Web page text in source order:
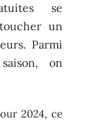
se
un
Parmi
on
2024, ce